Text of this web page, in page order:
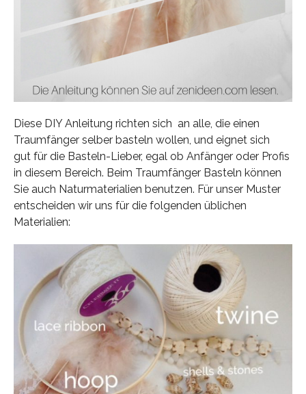
Diese DIY Anleitung richten sich an alle, die einen
Traumfänger selber basteln wollen, und eignet sich
gut für die Basteln-Lieber, egal ob Anfänger oder Profis
in diesem Bereich. Beim Traumfänger Basteln können
Sie auch Naturmaterialien benutzen. Für unser Muster
entscheiden wir uns für die folgenden üblichen
Materialien: